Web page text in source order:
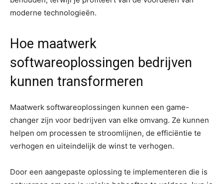
moderne technologieën.
Hoe maatwerk
softwareoplossingen bedrijven
kunnen transformeren
Maatwerk softwareoplossingen kunnen een game-
changer zijn voor bedrijven van elke omvang. Ze kunnen
helpen om processen te stroomlijnen, de efficiëntie te
verhogen en uiteindelijk de winst te verhogen.
Door een aangepaste oplossing te implementeren die is